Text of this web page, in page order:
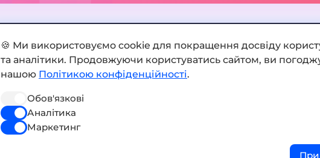
Додати обмінник
🍪 Ми використовуємо cookie для покращення досвіду
та аналітики. Продовжуючи користуватись сайтом, ви
нашою Політикою конфіденційності.
Обов'язкові
Аналітика
Маркетинг